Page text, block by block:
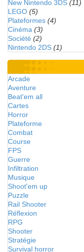
New Nintendo 3DS (11)
LEGO (5)
Plateformes (4)
Cinéma (3)
Société (2)
Nintendo 2DS (1)
Arcade
Aventure
Beat'em all
Cartes
Horror
Plateforme
Combat
Course
FPS
Guerre
Infiltration
Musique
Shoot'em up
Puzzle
Rail Shooter
Réflexion
RPG
Shooter
Stratégie
Survival horror